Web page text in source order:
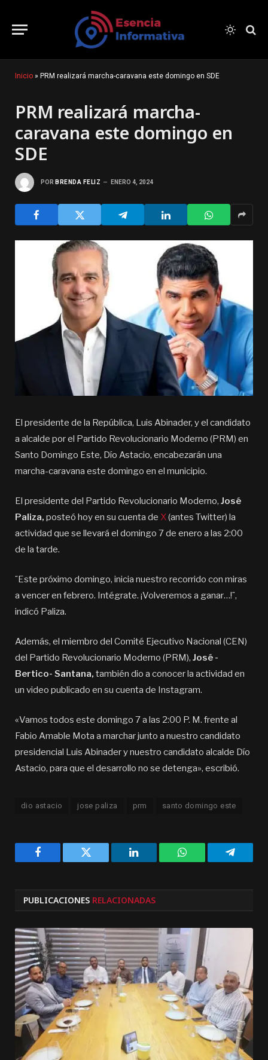
Inicio » PRM realizará marcha-caravana este domingo en SDE
PRM realizará marcha-
caravana este domingo en
SDE
POR BRENDA FELIZ ENERO 4, 2024
El presidente de la República, Luis Abinader, y el candidato
a alcalde por el Partido Revolucionario Moderno (PRM) en
Santo Domingo Este, Dío Astacio, encabezarán una
marcha-caravana este domingo en el municipio.
El presidente del Partido Revolucionario Moderno, José
Paliza, posteó hoy en su cuenta de X(antes Twitter) la
actividad que se llevará el domingo 7 de enero a las 2:00
de la tarde.
¨Este próximo domingo, inicia nuestro recorrido con miras
a vencer en febrero. Intégrate. ¡Volveremos a ganar…!¨,
indicó Paliza.
Además, el miembro del Comité Ejecutivo Nacional (CEN)
del Partido Revolucionario Moderno (PRM), José -
Bertico- Santana, también dio a conocer la actividad en
un video publicado en su cuenta de Instagram.
«Vamos todos este domingo 7 a las 2:00 P. M. frente al
Fabio Amable Mota a marchar junto a nuestro candidato
presidencial Luis Abinader y nuestro candidato alcalde Dío
Astacio, para que el desarrollo no se detenga», escribió.
dio astacio jose paliza prm santo domingo este
Facebook Twitter LinkedIn WhatsApp
PUBLICACIONES RELACIONADAS